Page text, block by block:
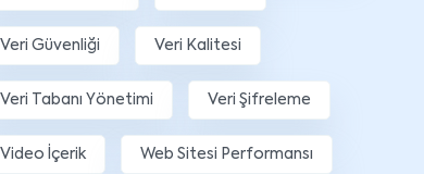
Veri Güvenliği Veri Kalitesi
Veri Tabanı Yönetimi Veri Şifreleme
Video İçerik Web Sitesi Performansı